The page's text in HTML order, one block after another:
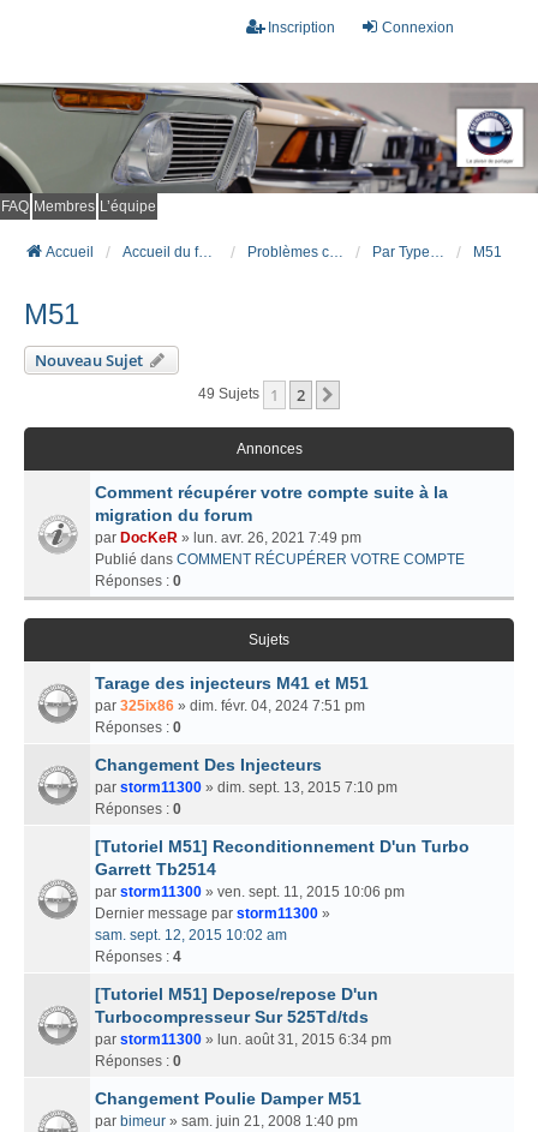
Connexion
Inscription
FAQ Membres L’équipe
Accueil Accueil du forum Problèmes connus et résolus (FAQ) Par Type Moteur (DIESEL) M51
M51
Nouveau Sujet
49 Sujets 1 2
Annonces
Comment récupérer votre compte suite à la
migration du forum
par DocKeR » lun. avr. 26, 2021 7:49 pm
Publié dans COMMENT RÉCUPÉRER VOTRE COMPTE
Réponses : 0
Sujets
Tarage des injecteurs M41 et M51
par 325ix86 » dim. févr. 04, 2024 7:51 pm
Réponses : 0
Changement Des Injecteurs
par storm11300 » dim. sept. 13, 2015 7:10 pm
Réponses : 0
[Tutoriel M51] Reconditionnement D'un Turbo
Garrett Tb2514
par storm11300 » ven. sept. 11, 2015 10:06 pm
Dernier message par storm11300 »
sam. sept. 12, 2015 10:02 am
Réponses : 4
[Tutoriel M51] Depose/repose D'un
Turbocompresseur Sur 525Td/tds
par storm11300 » lun. août 31, 2015 6:34 pm
Réponses : 0
Changement Poulie Damper M51
par bimeur » sam. juin 21, 2008 1:40 pm